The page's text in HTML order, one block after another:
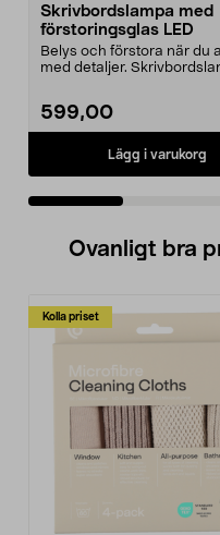
Skrivbordslampa med
förstoringsglas LED
Belys och förstora när du
med detaljer.
599,00
Lägg i varukorg
Ovanligt bra
Kolla priset